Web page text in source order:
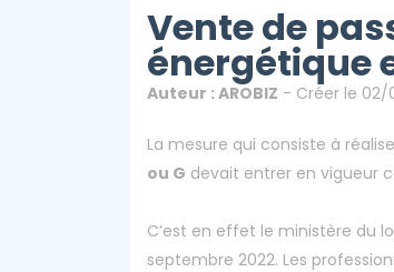
Vente de
énergétique
Auteur : AROBIZ - Créer le 02/
La mesure qui consiste à
ou G devait entrer en vigueur
C’est en effet le ministère du
septembre 2022. Les